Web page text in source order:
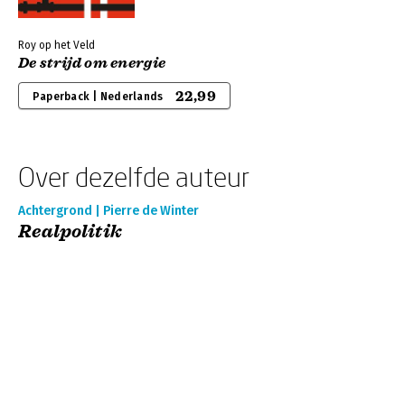
Roy op het Veld
De strijd om energie
Paperback | Nederlands 22,99
Over dezelfde auteur
Achtergrond | Pierre de Winter
Realpolitik